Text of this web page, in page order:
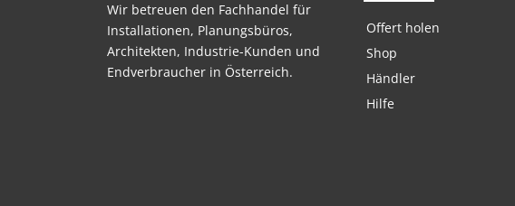
Wir betreuen den Fachhandel für
Installationen, Planungsbüros,
Architekten, Industrie-Kunden und
Endverbraucher in Österreich.
Offert holen
Shop
Händler
Hilfe